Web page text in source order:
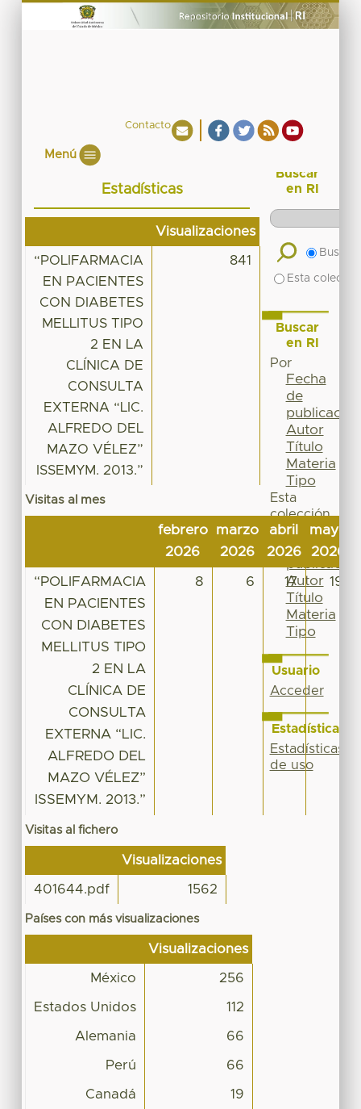
Contacto
Menú
Estadísticas
Visualizaciones
“POLIFARMACIA
EN PACIENTES
CON DIABETES
MELLITUS TIPO
2 EN LA
CLÍNICA DE
CONSULTA
EXTERNA “LIC.
ALFREDO DEL
MAZO VÉLEZ”
ISSEMYM. 2013.”
841
Visitas al mes
febrero
2026
marzo
2026
abril
2026
mayo
2026
“POLIFARMACIA
EN PACIENTES
CON DIABETES
MELLITUS TIPO
2 EN LA
CLÍNICA DE
CONSULTA
EXTERNA “LIC.
ALFREDO DEL
MAZO VÉLEZ”
ISSEMYM. 2013.”
8 6 17 19
Visitas al fichero
Visualizaciones
401644.pdf 1562
Países con más visualizaciones
Visualizaciones
México 256
Estados Unidos 112
Alemania 66
Perú 66
Canadá 19
Buscar
en RI
Buscar
Esta
Buscar
en RI
Por
Fecha
de
publicación
Autor
Título
Materia
Tipo
Esta
colección
Fecha
de
publicación
Autor
Título
Materia
Tipo
Usuario
Acceder
Estadísticas
Estadísticas
de uso